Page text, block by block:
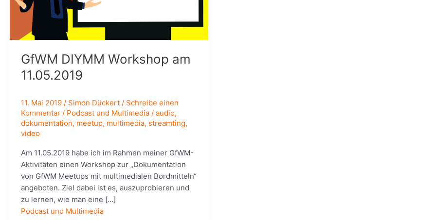
GfWM DIYMM Workshop am
11.05.2019
11. Mai 2019 / Simon Dückert / Schreibe einen
Kommentar / Podcast und Multimedia/ audio,
dokumentation, meetup, multimedia, streamting,
video
Am 11.05.2019 habe ich im Rahmen meiner GfWM-
Aktivitäten einen Workshop zur „Dokumentation
von GfWM Meetups mit multimedialen Bordmitteln“
angeboten. Ziel dabei ist es, auszuprobieren und
zu lernen, wie man eine […]
Podcast und Multimedia